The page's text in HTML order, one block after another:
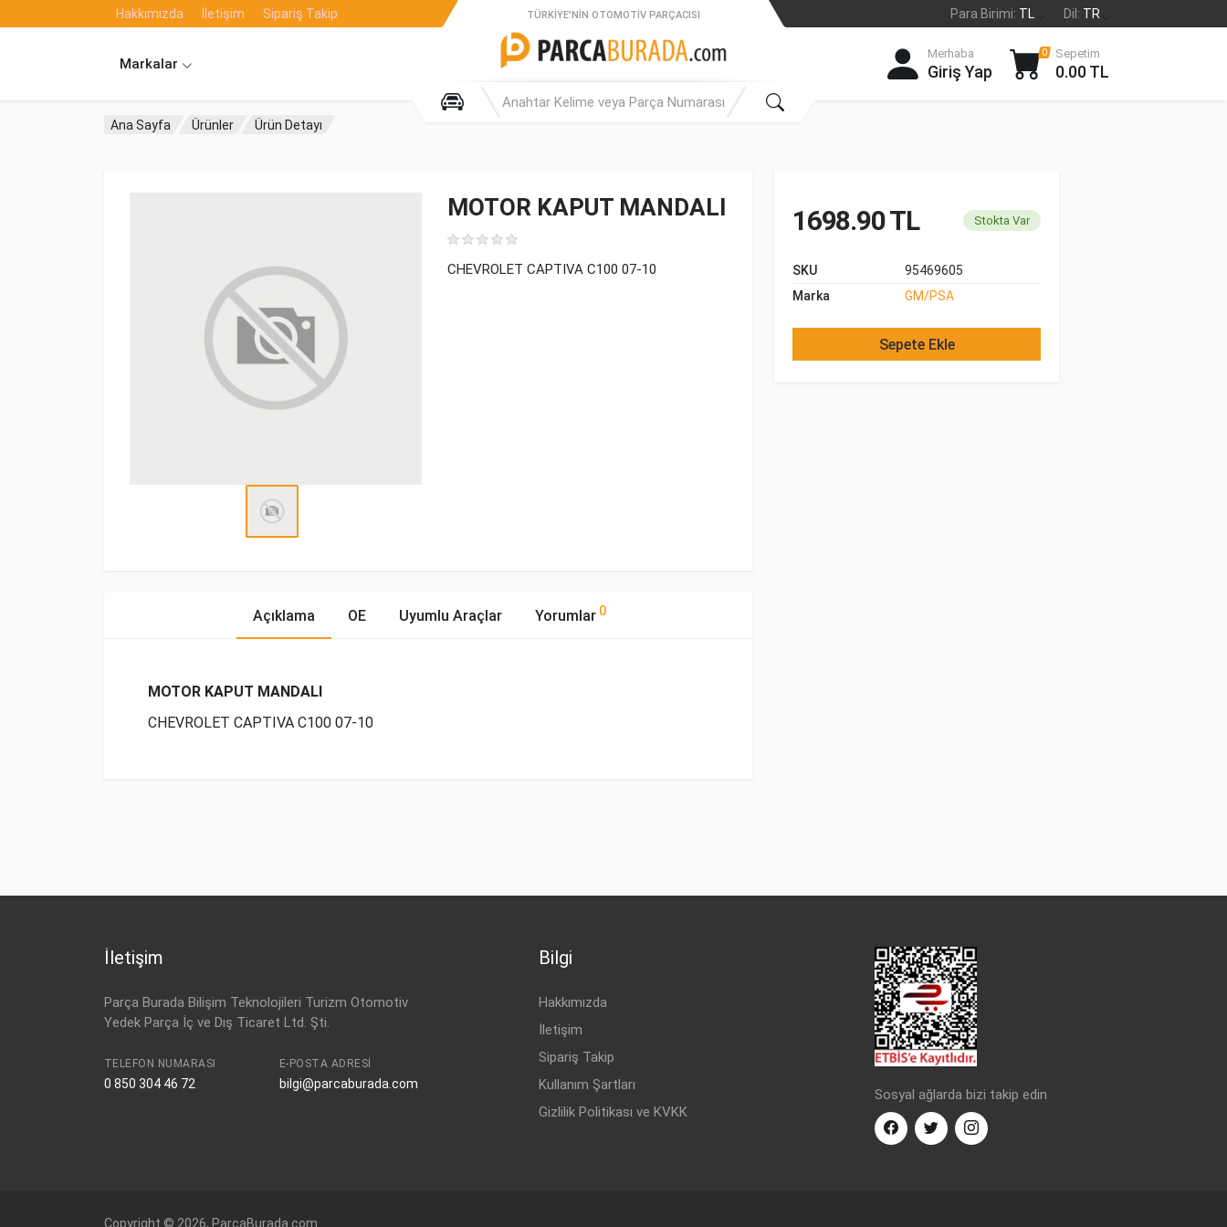
Hakkımızda İletişim Sipariş Takip Para Birimi: TL Dil: TR
Markalar
TÜRKIYE'NIN OTOMOTIV PARÇACISI
Merhaba
Giriş Yap
0 Sepetim
0.00 TL
Ana Sayfa Ürünler Ürün Detayı
MOTOR KAPUT MANDALI
CHEVROLET CAPTIVA C100 07-10
1698.90 TL Stokta Var
SKU
95469605
Marka
GM/PSA
Sepete Ekle
Açıklama OE Uyumlu Araçlar Yorumlar 0
MOTOR KAPUT MANDALI
CHEVROLET CAPTIVA C100 07-10
İletişim
Parça Burada Bilişim Teknolojileri Turizm Otomotiv
Yedek Parça İç ve Dış Ticaret Ltd. Şti.
TELEFON NUMARASI
0 850 304 46 72
E-POSTA ADRESI
bilgi@parcaburada.com
Bilgi
Hakkımızda
İletişim
Sipariş Takip
Kullanım Şartları
Gizlilik Politikası ve KVKK
Sosyal ağlarda bizi takip edin
Copyright © 2026, ParcaBurada.com